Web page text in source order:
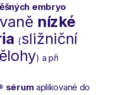
embryo
nízké
(sližniční
) a při
sérum aplikované do